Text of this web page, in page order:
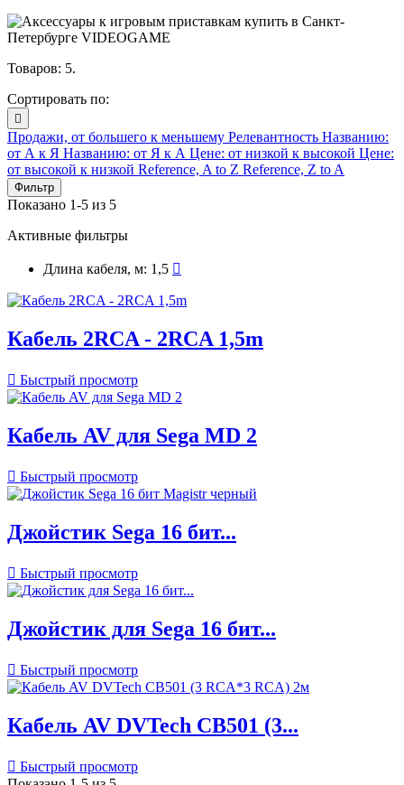
Товаров: 5.
Сортировать по:

Продажи, от большего к меньшему Релевантность Названию:
от А к Я Названию: от Я к А Цене: от низкой к высокой Цене:
от высокой к низкой Reference, A to Z Reference, Z to A
Фильтр
Показано 1-5 из 5
Активные фильтры
Длина кабеля, м: 1,5 
Кабель 2RCA - 2RCA 1,5m
 Быстрый просмотр
Кабель AV для Sega MD 2
 Быстрый просмотр
Джойстик Sega 16 бит...
 Быстрый просмотр
Джойстик для Sega 16 бит...
 Быстрый просмотр
Кабель AV DVTech CB501 (3...
 Быстрый просмотр